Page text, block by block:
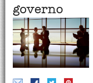
governo